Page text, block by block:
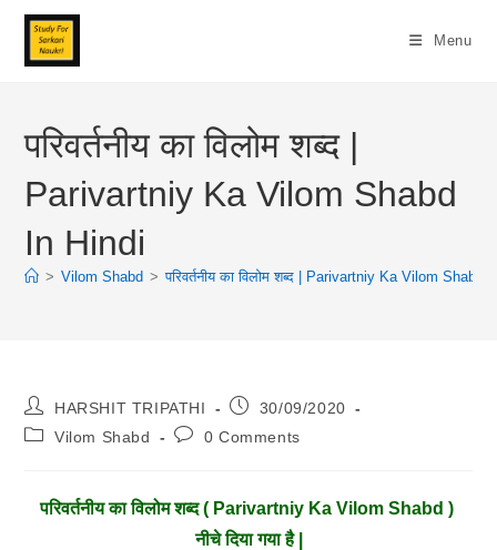
Skip
Content
Menu
परिवर्तनीय का विलोम शब्द |
Parivartniy Ka Vilom Shabd
In Hindi
> Vilom Shabd > परिवर्तनीय का विलोम शब्द | Parivartniy Ka Vilom Shabd
Post
Author:
HARSHIT TRIPATHI
Post30/09/2020
PostVilom Shabd
Post0 Comments
परिवर्तनीय का विलोम शब्द ( Parivartniy Ka Vilom Shabd )
नीचे दिया गया है |